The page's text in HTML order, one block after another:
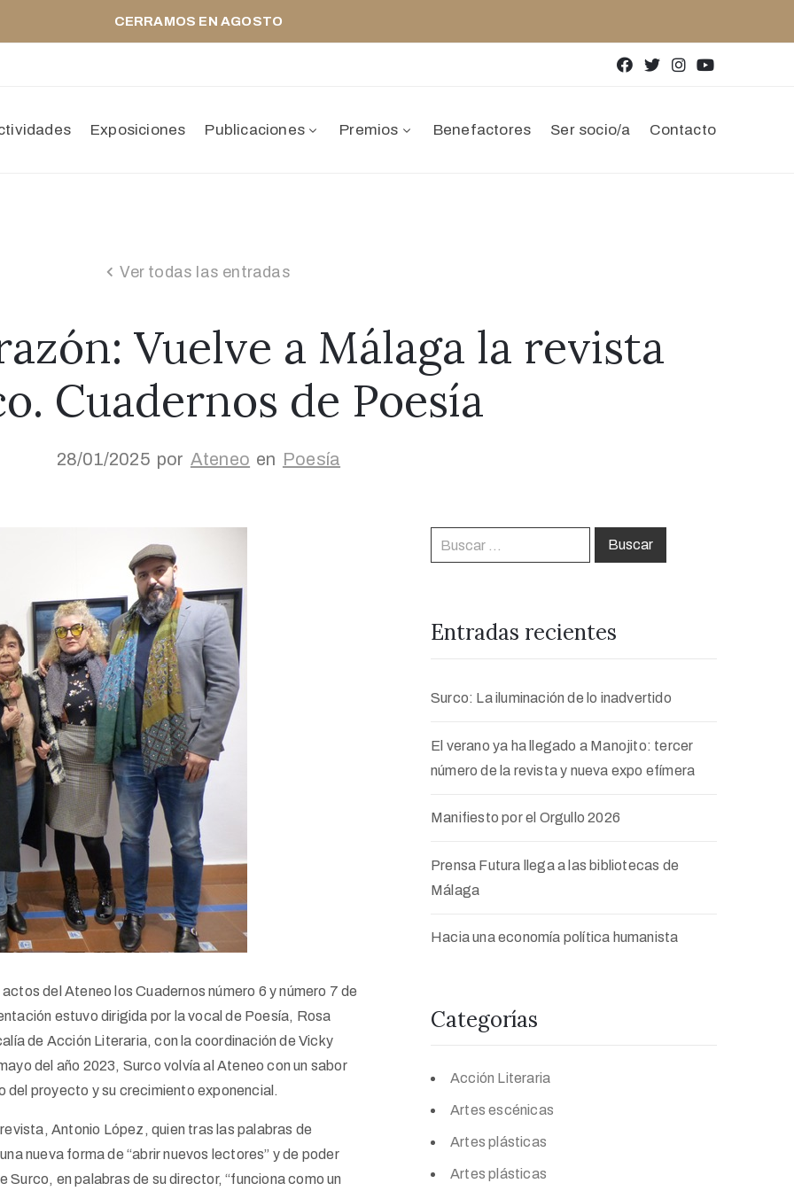
CERRAMOS EN AGOSTO
Exposiciones Publicaciones Premios Benefactores Ser socio/a Contacto
Ver todas las entradas
Vuelve a Málaga la revista
Cuadernos de Poesía
28/01/2025 por Ateneo en Poesía
del Ateneo los Cuadernos número 6 y número 7 de
estuvo dirigida por la vocal de Poesía, Rosa
de Acción Literaria, con la coordinación de Vicky
del año 2023, Surco volvía al Ateneo con un sabor
del proyecto y su crecimiento exponencial.
Antonio López, quien tras las palabras de
nueva forma de “abrir nuevos lectores” y de poder
en palabras de su director, “funciona como un
Entradas recientes
Surco: La iluminación de lo inadvertido
El verano ya ha llegado a Manojito: tercer
número de la revista y nueva expo efímera
Manifiesto por el Orgullo 2026
Prensa Futura llega a las bibliotecas de
Málaga
Hacia una economía política humanista
Categorías
Acción Literaria
Artes escénicas
Artes plásticas
Artes plásticas